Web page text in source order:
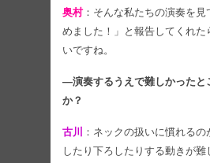
奥村：そんな私たちの演奏を見
めました！」と報告してくれた
いですね。
―演奏するうえで難しかったと
か？
古川
：ネックの扱いに慣れるの
したり下ろしたりする動きが難